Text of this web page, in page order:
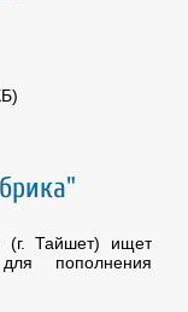
Тайшет) ищет
для пополнения